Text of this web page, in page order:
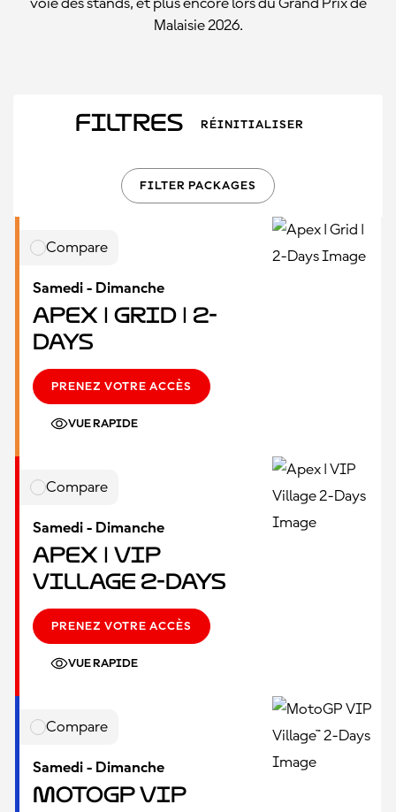
voie des stands, et plus encore lors du Grand Prix de
Malaisie 2026.
Filtres RÉINITIALISER
FILTER PACKAGES
Compare
Samedi - Dimanche
Apex | Grid | 2-
Days
PRENEZ VOTRE ACCÈS
VUE RAPIDE
Compare
Samedi - Dimanche
Apex | VIP
Village 2-Days
PRENEZ VOTRE ACCÈS
VUE RAPIDE
Compare
Samedi - Dimanche
MotoGP VIP